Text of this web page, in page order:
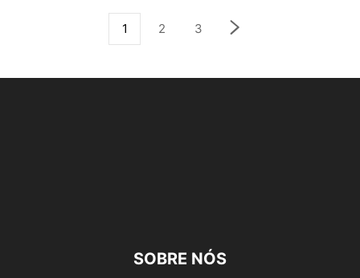
1 2 3
SOBRE NÓS